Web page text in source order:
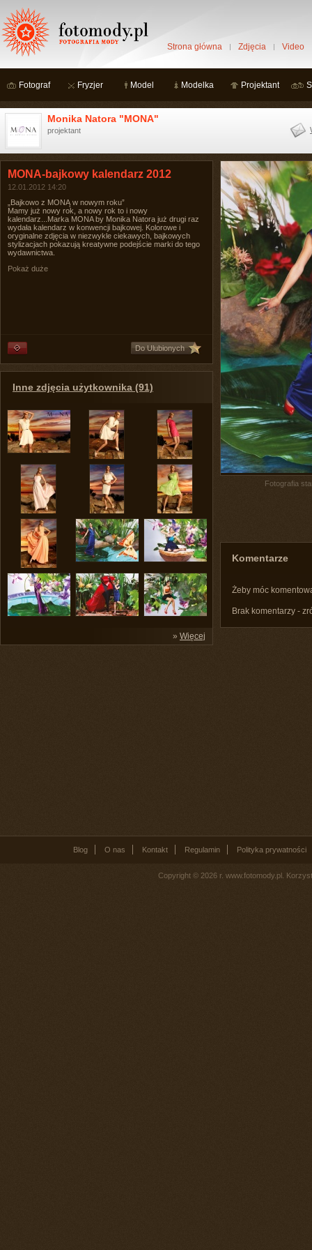
Strona główna Zdjęcia Video
Fotograf Fryzjer Model Modelka Projektant
Monika Natora "MONA"
projektant
MONA-bajkowy kalendarz 2012
12.01.2012 14:20
„Bajkowo z MONĄ w nowym roku”
Mamy już nowy rok, a nowy rok to i nowy
kalendarz...Marka MONA by Monika Natora już drugi raz
wydała kalendarz w konwencji bajkowej. Kolorowe i
oryginalne zdjęcia w niezwykle ciekawych, bajkowych
stylizacjach pokazują kreatywne podejście marki do tego
wydawnictwa.
Pokaż duże
Do Ulubionych
Inne zdjęcia użytkownika (91)
» Więcej
Fotografia
Komentarze
Żeby móc
Brak komentarzy -
Blog O nas Kontakt Regulamin Polityka prywatności
Copyright © 2026 r. www.fotomody.pl.